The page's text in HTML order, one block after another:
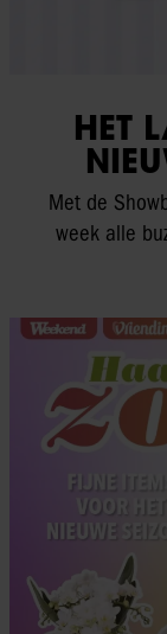
HET
Met de
week alle